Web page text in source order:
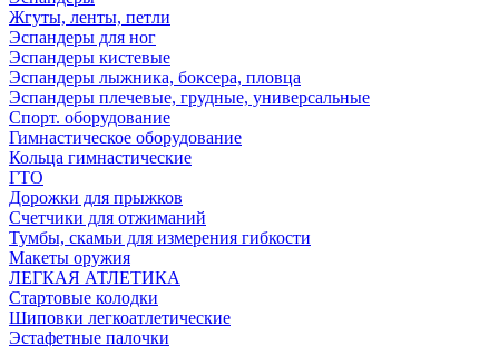
Жгуты, ленты, петли
Эспандеры для ног
Эспандеры кистевые
Эспандеры лыжника, боксера, пловца
Эспандеры плечевые, грудные, универсальные
Спорт. оборудование
Гимнастическое оборудование
Кольца гимнастические
ГТО
Дорожки для прыжков
Счетчики для отжиманий
Тумбы, скамьи для измерения гибкости
Макеты оружия
ЛЕГКАЯ АТЛЕТИКА
Стартовые колодки
Шиповки легкоатлетические
Эстафетные палочки